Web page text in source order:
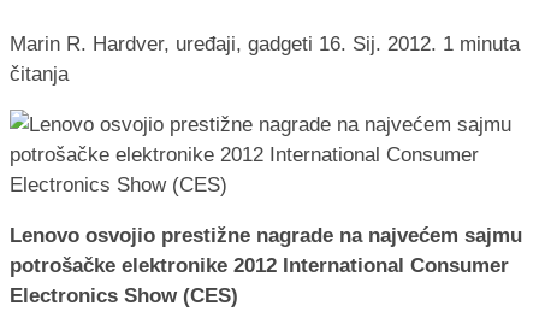
Marin R. Hardver, uređaji, gadgeti 16. Sij. 2012. 1 minuta
čitanja
Lenovo osvojio prestižne nagrade na najvećem sajmu
potrošačke elektronike 2012 International Consumer
Electronics Show (CES)